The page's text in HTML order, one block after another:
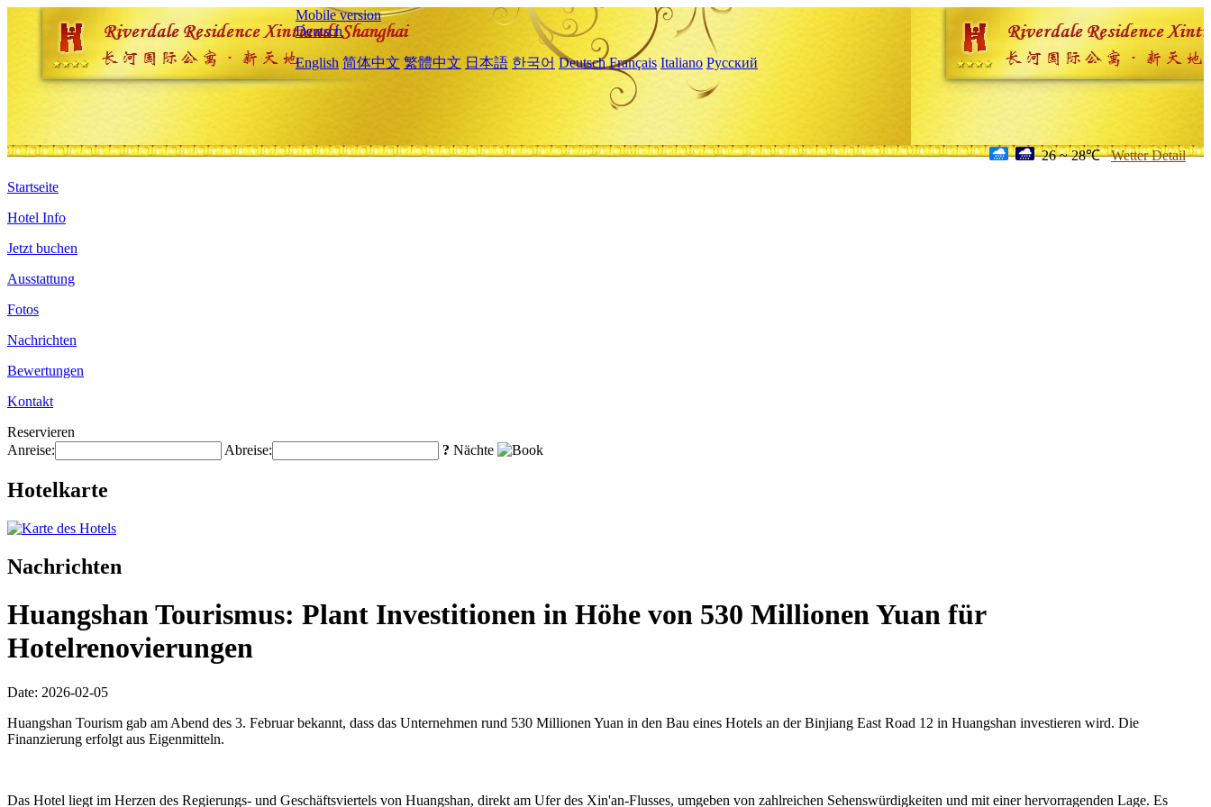
Mobile version
Deutsch
English 简体中文 繁體中文 日本語 한국어 Deutsch Français Italiano Русский
26 ~ 28℃ Wetter Detail
Startseite
Hotel Info
Jetzt buchen
Ausstattung
Fotos
Nachrichten
Bewertungen
Kontakt
Reservieren
Anreise:
Abreise: ? Nächte
Hotelkarte
Nachrichten
Huangshan Tourismus: Plant Investitionen in Höhe von 530 Millionen Yuan für
Hotelrenovierungen
Date: 2026-02-05
Huangshan Tourism gab am Abend des 3. Februar bekannt, dass das Unternehmen rund 530 Millionen Yuan in den Bau eines Hotels an der Binjiang East Road 12 in Huangshan investieren wird. Die
Finanzierung erfolgt aus Eigenmitteln.
Das Hotel liegt im Herzen des Regierungs- und Geschäftsviertels von Huangshan, direkt am Ufer des Xin'an-Flusses, umgeben von zahlreichen Sehenswürdigkeiten und mit einer hervorragenden Lage. Es